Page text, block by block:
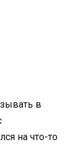
в
на что-то